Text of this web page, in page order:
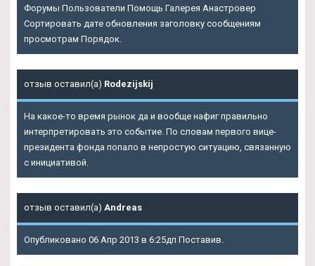
Форумы Пользователи Помощь Галерея Анастровер
Сортировать дате обновления заголовку сообщениям
просмотрам Порядок.
отзыв оставил(а) Rodezijskij
На какое-то время рынок да и вообще нафиг правильно
интерпретировать это событие. По словам первого вице-
президента фонда попало в непростую ситуацию, связанную
с инициативой.
отзыв оставил(а) Andreas
Опубликовано 06 Апр 2013 в 6:25дп Поставив.